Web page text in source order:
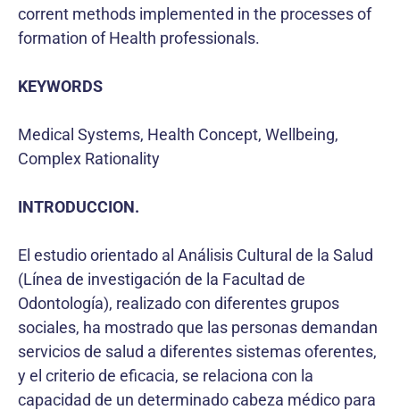
corrent methods implemented in the processes of
formation of Health professionals.
KEYWORDS
Medical Systems, Health Concept, Wellbeing,
Complex Rationality
INTRODUCCION.
El estudio orientado al Análisis Cultural de la Salud
(Línea de investigación de la Facultad de
Odontología), realizado con diferentes grupos
sociales, ha mostrado que las personas demandan
servicios de salud a diferentes sistemas oferentes,
y el criterio de eficacia, se relaciona con la
capacidad de un determinado cabeza médico para